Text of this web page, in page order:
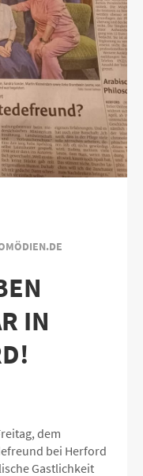
IN
dem
bei Herford
Gastlichkeit